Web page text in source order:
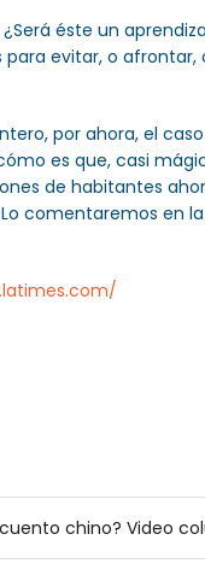
éste un
para evitar, o afrontar,
por ahora, el
es que, casi
de habitantes
comentaremos en
chino? Video